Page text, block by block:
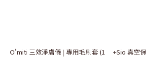
O'miti 三效淨膚儀 | 專用毛刷套 (1
+Sio 真空